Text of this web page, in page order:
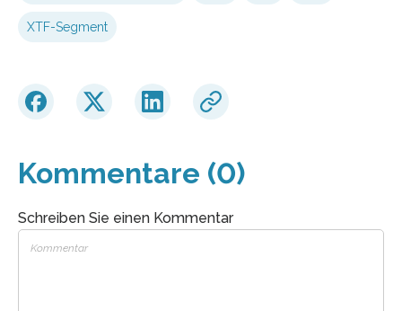
XTF-Segment
Kommentare (0)
Schreiben Sie einen Kommentar